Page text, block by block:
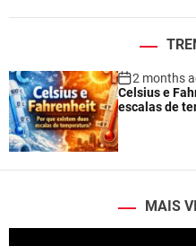
2 months
Celsius e
escalas de
MAIS